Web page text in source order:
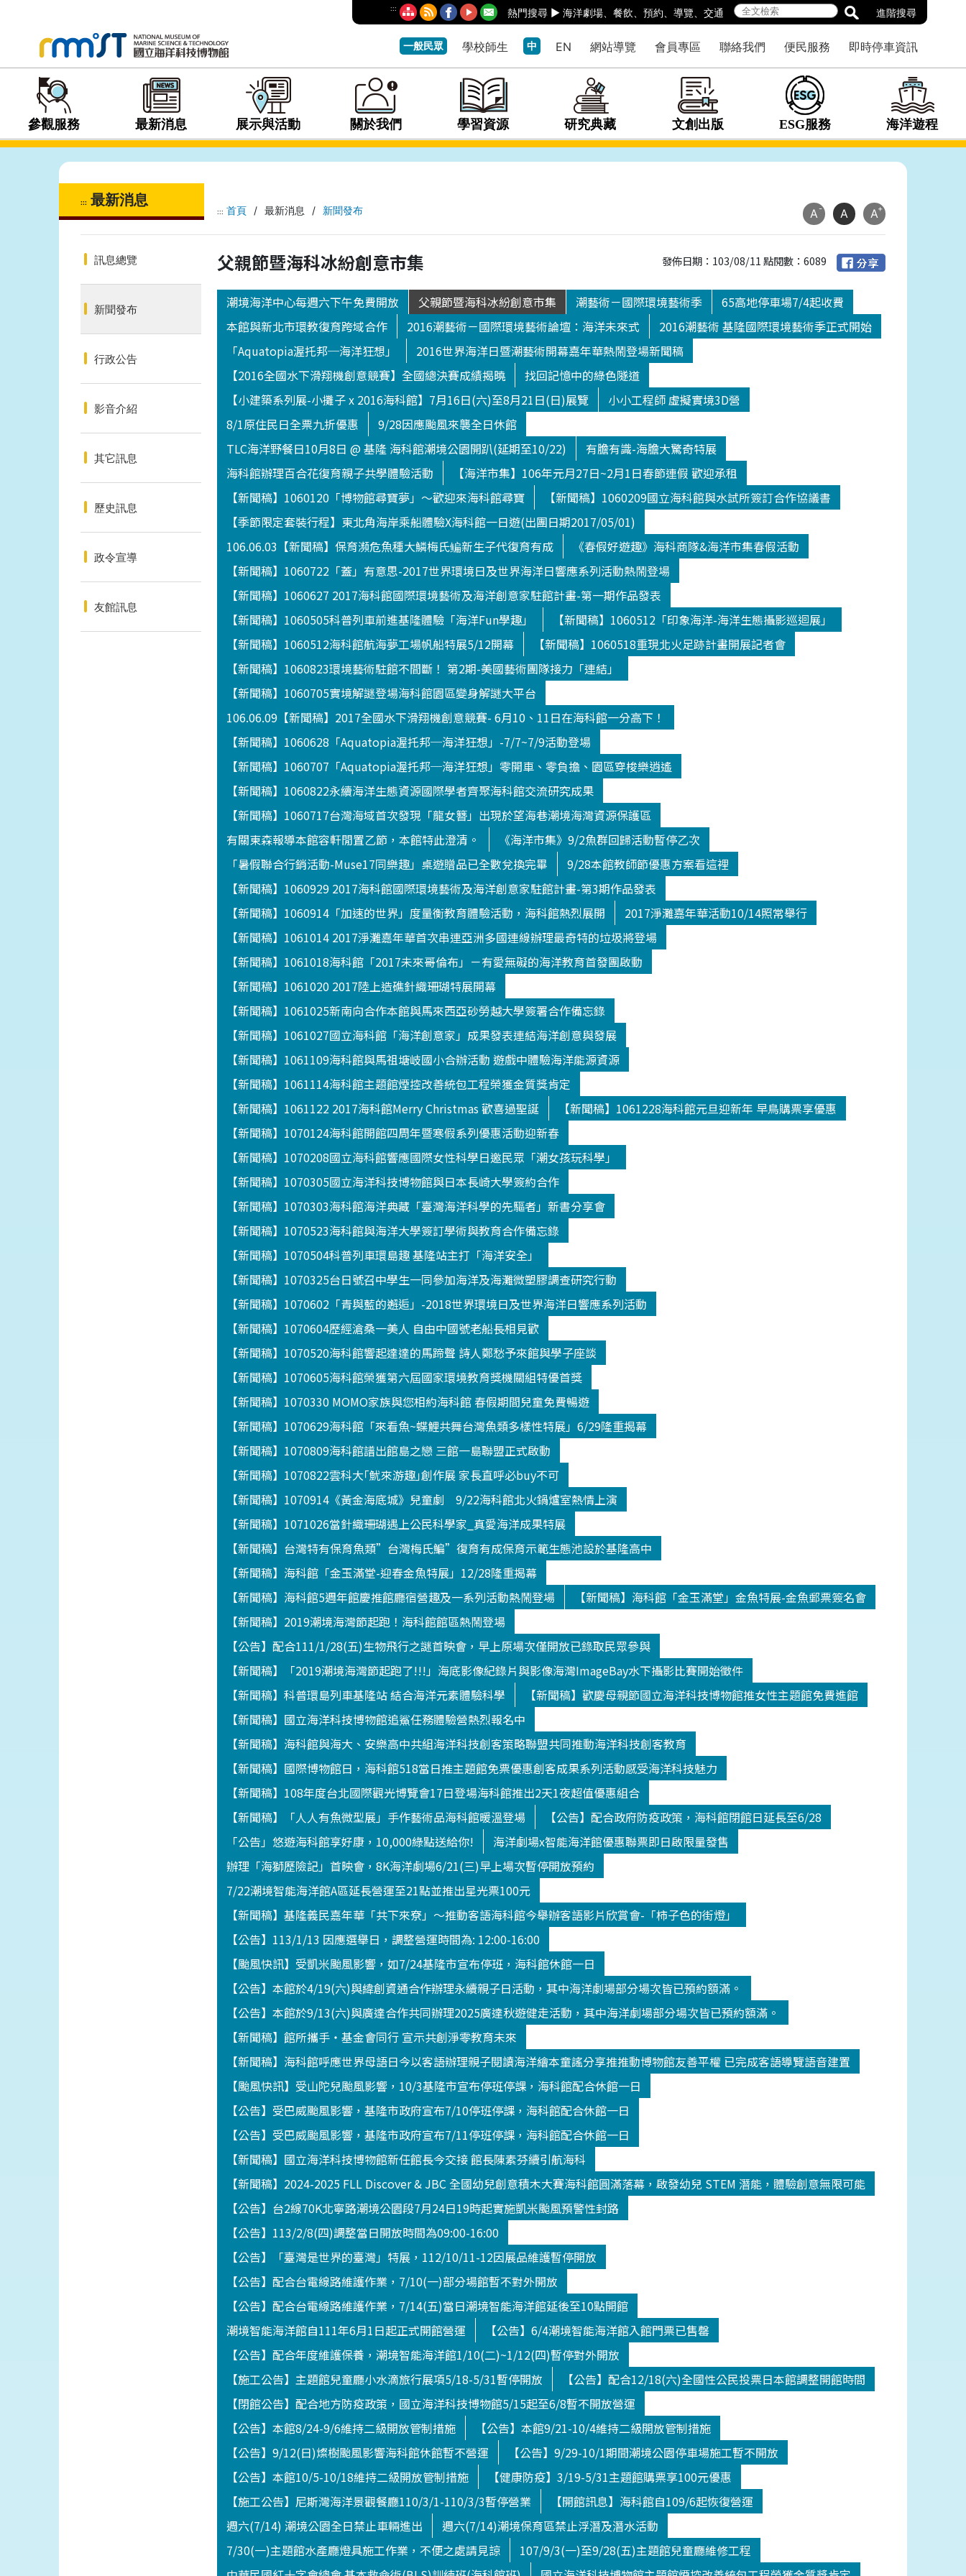
::: 熱門搜尋 ► 海洋劇場、 餐飲 預約 導覽 交通 進階搜尋
一般民眾 學校師生 中 EN 網站導覽 會員專區 聯絡我們 便民服務 即時停車資訊
參觀服務 最新消息 展示與活動 關於我們 學習資源 研究典藏 文創出版 ESG服務 海洋遊程
::: 最新消息
訊息總覽
新聞發布
行政公告
影音介紹
其它訊息
歷史訊息
政令宣導
友館訊息
::: 首頁 / 最新消息 / 新聞發布 A- A A+
父親節暨海科冰紛創意市集 發佈日期：103/08/11 點閱數：6089
潮境海洋中心每週六下午免費開放 父親節暨海科冰紛創意市集 潮藝術－國際環境藝術季
65高地停車場7/4起收費
本館與新北市環教復育跨域合作
2016潮藝術－國際環境藝術論壇：海洋未來式
2016潮藝術 基隆國際環境藝術季正式開始
「Aquatopia渥托邦─海洋狂想」
2016世界海洋日暨潮藝術開幕嘉年華熱鬧登場新聞稿
【2016全國水下滑翔機創意競賽】全國總決賽成績揭曉
找回記憶中的綠色隧道
【小建築系列展-小攤子 x 2016海科館】7月16日(六)至8月21日(日)展覽
小小工程師 虛擬實境3D營
8/1原住民日全票九折優惠
9/28因應颱風來襲全日休館
TLC海洋野餐日10月8日 @ 基隆 海科館潮境公園開趴(延期至10/22)
有膽有識-海膽大驚奇特展
海科館辦理百合花復育親子共學體驗活動
【海洋市集】106年元月27日~2月1日春節連假 歡迎承租
【新聞稿】1060120「博物館尋寶夢」～歡迎來海科館尋寶
【新聞稿】1060209國立海科館與水試所簽訂合作協議書
【季節限定套裝行程】東北角海岸乘船體驗X海科館一日遊(出團日期2017/05/01)
106.06.03【新聞稿】保育瀕危魚種大鱗梅氏鳊新生子代復育有成
《春假好遊趣》海科商隊&海洋市集春假活動
【新聞稿】1060722「蓋」有意思-2017世界環境日及世界海洋日響應系列活動熱鬧登場
【新聞稿】1060627 2017海科館國際環境藝術及海洋創意家駐館計畫-第一期作品發表
【新聞稿】1060505科普列車前進基隆體驗「海洋Fun學趣」
【新聞稿】1060512「印象海洋-海洋生態攝影巡迴展」
【新聞稿】1060512海科館航海夢工場帆船特展5/12開幕
【新聞稿】1060518重現北火足跡計畫開展記者會
【新聞稿】1060823環境藝術駐館不間斷！ 第2期-美國藝術團隊接力「連結」
【新聞稿】1060705實境解謎登場海科館園區變身解謎大平台
106.06.09【新聞稿】2017全國水下滑翔機創意競賽- 6月10、11日在海科館一分高下！
【新聞稿】1060628「Aquatopia渥托邦─海洋狂想」-7/7~7/9活動登場
【新聞稿】1060707「Aquatopia渥托邦─海洋狂想」零開車、零負擔、園區穿梭樂逍遙
【新聞稿】1060822永續海洋生態資源國際學者齊聚海科館交流研究成果
【新聞稿】1060717台灣海域首次發現「龍女簪」出現於望海巷潮境海灣資源保護區
有關東森報導本館容軒閒置乙節，本館特此澄清。
《海洋市集》9/2魚群回歸活動暫停乙次
「暑假聯合行銷活動-Muse17同樂趣」桌遊贈品已全數兌換完畢
9/28本館教師節優惠方案看這裡
【新聞稿】1060929 2017海科館國際環境藝術及海洋創意家駐館計畫-第3期作品發表
【新聞稿】1060914「加速的世界」度量衡教育體驗活動，海科館熱烈展開
2017淨灘嘉年華活動10/14照常舉行
【新聞稿】1061014 2017淨灘嘉年華首次串連亞洲多國連線辦理最奇特的垃圾將登場
【新聞稿】1061018海科館「2017未來哥倫布」－有愛無礙的海洋教育首發團啟動
【新聞稿】1061020 2017陸上造礁針織珊瑚特展開幕
【新聞稿】1061025新南向合作本館與馬來西亞砂勞越大學簽署合作備忘錄
【新聞稿】1061027國立海科館「海洋創意家」成果發表連結海洋創意與發展
【新聞稿】1061109海科館與馬祖塘岐國小合辦活動 遊戲中體驗海洋能源資源
【新聞稿】1061114海科館主題館煙控改善統包工程榮獲金質獎肯定
【新聞稿】1061122 2017海科館Merry Christmas 歡喜過聖誕
【新聞稿】1061228海科館元旦迎新年 早鳥購票享優惠
【新聞稿】1070124海科館開館四周年暨寒假系列優惠活動迎新春
【新聞稿】1070208國立海科館響應國際女性科學日邀民眾「潮女孩玩科學」
【新聞稿】1070305國立海洋科技博物館與日本長崎大學簽約合作
【新聞稿】1070303海科館海洋典藏「臺灣海洋科學的先驅者」新書分享會
【新聞稿】1070523海科館與海洋大學簽訂學術與教育合作備忘錄
【新聞稿】1070504科普列車環島趣 基隆站主打「海洋安全」
【新聞稿】1070325台日號召中學生一同參加海洋及海灘微塑膠調查研究行動
【新聞稿】1070602「青與藍的邂逅」-2018世界環境日及世界海洋日響應系列活動
【新聞稿】1070604歷經滄桑一美人 自由中國號老船長相見歡
【新聞稿】1070520海科館響起達達的馬蹄聲 詩人鄭愁予來館與學子座談
【新聞稿】1070605海科館榮獲第六屆國家環境教育獎機關組特優首獎
【新聞稿】1070330 MOMO家族與您相約海科館 春假期間兒童免費暢遊
【新聞稿】1070629海科館「來看魚~蝶鯉共舞台灣魚類多樣性特展」6/29隆重揭幕
【新聞稿】1070809海科館譜出館島之戀 三館一島聯盟正式啟動
【新聞稿】1070822雲科大｢魷來游趣｣創作展 家長直呼必buy不可
【新聞稿】1070914《黃金海底城》兒童劇 9/22海科館北火鍋爐室熱情上演
【新聞稿】1071026當針織珊瑚遇上公民科學家_真愛海洋成果特展
【新聞稿】台灣特有保育魚類”台灣梅氏鯿”復育有成保育示範生態池設於基隆高中
【新聞稿】海科館「金玉滿堂-迎春金魚特展」12/28隆重揭幕
【新聞稿】海科館5週年館慶推館廳宿營趣及一系列活動熱鬧登場
【新聞稿】海科館「金玉滿堂」金魚特展-金魚郵票簽名會
【新聞稿】2019潮境海灣節起跑！海科館館區熱鬧登場
【公告】配合111/1/28(五)生物飛行之謎首映會，早上原場次僅開放已錄取民眾參與
【新聞稿】「2019潮境海灣節起跑了!!!」海底影像紀錄片與影像海灣ImageBay水下攝影比賽開始徵件
【新聞稿】科普環島列車基隆站 結合海洋元素體驗科學
【新聞稿】歡慶母親節國立海洋科技博物館推女性主題館免費進館
【新聞稿】國立海洋科技博物館追鯊任務體驗營熱烈報名中
【新聞稿】海科館與海大、安樂高中共組海洋科技創客策略聯盟共同推動海洋科技創客教育
【新聞稿】國際博物館日，海科館518當日推主題館免票優惠創客成果系列活動感受海洋科技魅力
【新聞稿】108年度台北國際觀光博覽會17日登場海科館推出2天1夜超值優惠組合
【新聞稿】「人人有魚微型展」手作藝術品海科館暖溫登場
【公告】配合政府防疫政策，海科館閉館日延長至6/28
「公告」悠遊海科館享好康，10,000綠點送給你!
海洋劇場x智能海洋館優惠聯票即日啟限量發售
辦理「海獅歷險記」首映會，8K海洋劇場6/21(三)早上場次暫停開放預約
7/22潮境智能海洋館A區延長營運至21點並推出星光票100元
【新聞稿】基隆義民嘉年華「共下來尞」～推動客語海科館今舉辦客語影片欣賞會-「柿子色的街燈」
【公告】113/1/13 因應選舉日，調整營運時間為: 12:00-16:00
【颱風快訊】受凱米颱風影響，如7/24基隆市宣布停班，海科館休館一日
【公告】本館於4/19(六)與緯創資通合作辦理永續親子日活動，其中海洋劇場部分場次皆已預約額滿。
【公告】本館於9/13(六)與廣達合作共同辦理2025廣達秋遊健走活動，其中海洋劇場部分場次皆已預約額滿。
【新聞稿】館所攜手‧基金會同行 宣示共創淨零教育未來
【新聞稿】海科館呼應世界母語日今以客語辦理親子閱讀海洋繪本童謠分享推推動博物館友善平權 已完成客語導覽語音建置
【颱風快訊】受山陀兒颱風影響，10/3基隆市宣布停班停課，海科館配合休館一日
【公告】受巴威颱風影響，基隆市政府宣布7/10停班停課，海科館配合休館一日
【公告】受巴威颱風影響，基隆市政府宣布7/11停班停課，海科館配合休館一日
【新聞稿】國立海洋科技博物館新任館長今交接 館長陳素芬續引航海科
【新聞稿】2024-2025 FLL Discover & JBC 全國幼兒創意積木大賽海科館圓滿落幕，啟發幼兒 STEM 潛能，體驗創意無限可能
【公告】台2線70K北寧路潮境公園段7月24日19時起實施凱米颱風預警性封路
【公告】113/2/8(四)調整當日開放時間為09:00-16:00
【公告】「臺灣是世界的臺灣」特展，112/10/11-12因展品維護暫停開放
【公告】配合台電線路維護作業，7/10(一)部分場館暫不對外開放
【公告】配合台電線路維護作業，7/14(五)當日潮境智能海洋館延後至10點開館
潮境智能海洋館自111年6月1日起正式開館營運
【公告】6/4潮境智能海洋館入館門票已售罄
【公告】配合年度維護保養，潮境智能海洋館1/10(二)~1/12(四)暫停對外開放
【施工公告】主題館兒童廳小水滴旅行展項5/18-5/31暫停開放
【公告】配合12/18(六)全國性公民投票日本館調整開館時間
【閉館公告】配合地方防疫政策，國立海洋科技博物館5/15起至6/8暫不開放營運
【公告】本館8/24-9/6維持二級開放管制措施
【公告】本館9/21-10/4維持二級開放管制措施
【公告】9/12(日)燦樹颱風影響海科館休館暫不營運
【公告】9/29-10/1期間潮境公園停車場施工暫不開放
【公告】本館10/5-10/18維持二級開放管制措施
【健康防疫】3/19-5/31主題館購票享100元優惠
【施工公告】尼斯灣海洋景觀餐廳110/3/1-110/3/3暫停營業
【開館訊息】海科館自109/6起恢復營運
週六(7/14) 潮境公園全日禁止車輛進出
週六(7/14)潮境保育區禁止浮潛及潛水活動
7/30(一)主題館水產廳燈具施工作業，不便之處請見諒
107/9/3(一)至9/28(五)主題館兒童廳維修工程